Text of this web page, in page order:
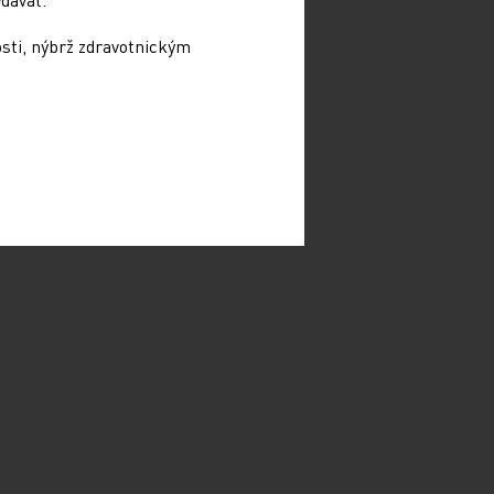
nýbrž zdravotnickým